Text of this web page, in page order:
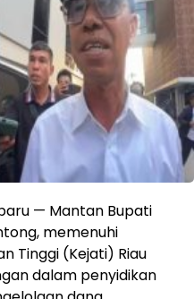
— Mantan Bupati
memenuhi
Tinggi (Kejati) Riau
dalam penyidikan